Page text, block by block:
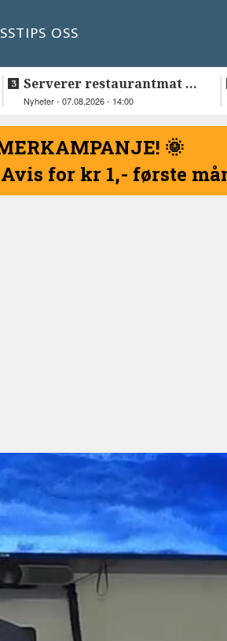
TIPS OSS
Serverer restaurantmat til
beboerne
Nyheter - 07.08.2026 - 14:00
🌞
for kr 1,- første